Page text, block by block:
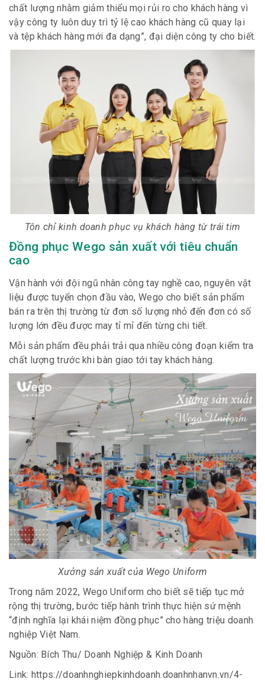
chất lượng nhằm giảm thiểu mọi rủi ro cho khách hàng vì
vậy công ty luôn duy trì tỷ lệ cao khách hàng cũ quay lại
và tệp khách hàng mới đa dạng”, đại diện công ty cho biết.
Tôn chỉ kinh doanh phục vụ khách hàng từ trái tim
Đồng phục Wego sản xuất với tiêu chuẩn
cao
Vận hành với đội ngũ nhân công tay nghề cao, nguyên vật
liệu được tuyển chọn đầu vào, Wego cho biết sản phẩm
bán ra trên thị trường từ đơn số lượng nhỏ đến đơn có số
lượng lớn đều được may tỉ mỉ đến từng chi tiết.
Mỗi sản phẩm đều phải trải qua nhiều công đoạn kiểm tra
chất lượng trước khi bàn giao tới tay khách hàng.
Xưởng sản xuất của Wego Uniform
Trong năm 2022, Wego Uniform cho biết sẽ tiếp tục mở
rộng thị trường, bước tiếp hành trình thực hiện sứ mệnh
“định nghĩa lại khái niệm đồng phục” cho hàng triệu doanh
nghiệp Việt Nam.
Nguồn: Bích Thu/ Doanh Nghiệp & Kinh Doanh
Link: https://doanhnghiepkinhdoanh.doanhnhanvn.vn/4-